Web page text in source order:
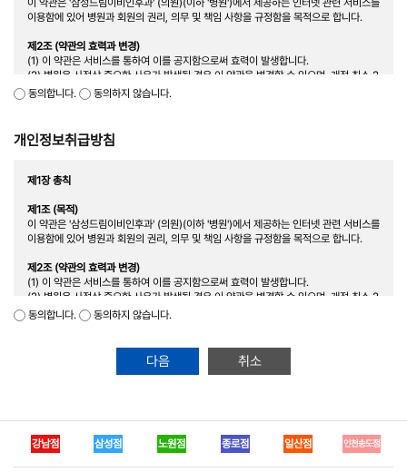
이 약관은 '삼성드림이비인후과' (의원)(이하 '병원')에서 제공하는 인터넷 관련 서비스를
이용함에 있어 병원과 회원의 권리, 의무 및 책임 사항을 규정함을 목적으로 합니다.
제2조 (약관의 효력과 변경)
(1) 이 약관은 서비스를 통하여 이를 공지함으로써 효력이 발생합니다.
(2) 병원은 사정상 중요한 사유가 발생될 경우 이 약관을 변경할 수 있으며, 개정 최소 2
일전부터 공지할 것이며 변경된 약관은 제1항과 같은 방법으로 공지 또는 통지함으로써
관의 효력 발생일 이후에도 서비스를 계속 사용할 경우 약관의 변경 사항에 동의한 것으
로 간주됩니다.
제3조 (약관 규정 외 사항에 관한 준칙)
망 이용촉진 등 관계 법령에 규정을 따르게 됩니다.
제4조 (용어의 정의)
받은 자를 말합니다.
(2) 아이디 : 회원의 식별과 회원의 서비스 이용을 위하여 회원이 선정하고 병원이 승인
하는 문자나 숫자 혹은 그 조합을 말합니다(이하 'ID'라 합니다).
(3) 비밀번호 : 회원이 부여 받은 ID와 일치된 회원임을 확인하고, 회원 자신의 비밀을
보호하기 위하여 회원이 정한 문자와 숫자의 조합을 말합니다.
제2장 회원가입과 서비스 이용
(3) 회원은 이용자의 이용신청에 대한 병원의 승낙과 이용자의 약관내용에 대한 동의로
성립됩니다.
(4) 이용자가 회원가입신청 시 본 약관을 읽고 "동의함" 버튼을 클릭하면 이 약관 내용
을 인지, 동의하는 것으로 간주합니다.
동의합니다. 동의하지 않습니다.
개인정보취급방침
제1장 총칙
제1조 (목적)
이 약관은 '삼성드림이비인후과' (의원)(이하 '병원')에서 제공하는 인터넷 관련 서비스를
이용함에 있어 병원과 회원의 권리, 의무 및 책임 사항을 규정함을 목적으로 합니다.
제2조 (약관의 효력과 변경)
(1) 이 약관은 서비스를 통하여 이를 공지함으로써 효력이 발생합니다.
(2) 병원은 사정상 중요한 사유가 발생될 경우 이 약관을 변경할 수 있으며, 개정 최소 2
일전부터 공지할 것이며 변경된 약관은 제1항과 같은 방법으로 공지 또는 통지함으로써
관의 효력 발생일 이후에도 서비스를 계속 사용할 경우 약관의 변경 사항에 동의한 것으
제4조 (용어의 정의)
동의합니다. 동의하지 않습니다.
취소
강남점 삼성점 노원점 종로점 일산점 인천송도점